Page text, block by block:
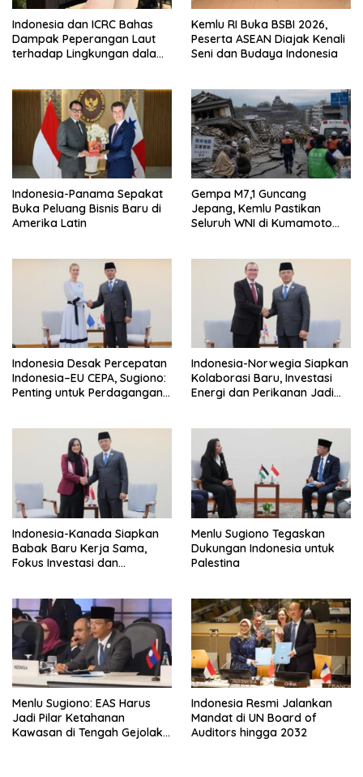
Indonesia dan ICRC Bahas
Dampak Peperangan Laut
terhadap Lingkungan dalam
Kemlu RI Buka BSBI 2026,
Peserta ASEAN Diajak Kenali
Seni dan Budaya Indonesia
Indonesia-Panama Sepakat
Buka Peluang Bisnis Baru di
Amerika Latin
Gempa M7,1 Guncang
Jepang, Kemlu Pastikan
Seluruh WNI di Kumamoto
Indonesia Desak Percepatan
Indonesia–EU CEPA, Sugiono:
Penting untuk Perdagangan
Indonesia-Norwegia Siapkan
Kolaborasi Baru, Investasi
Energi dan Perikanan Jadi
Indonesia-Kanada Siapkan
Babak Baru Kerja Sama,
Fokus Investasi dan
Menlu Sugiono Tegaskan
Dukungan Indonesia untuk
Palestina
Menlu Sugiono: EAS Harus
Jadi Pilar Ketahanan
Kawasan di Tengah Gejolak
Indonesia Resmi Jalankan
Mandat di UN Board of
Auditors hingga 2032